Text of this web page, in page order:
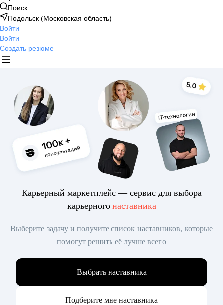
Поиск
Подольск (Московская область)
Войти
Войти
Создать резюме
Карьерный маркетплейс — сервис для выбора
карьерного наставника
Выберите задачу и получите список наставников, которые
помогут решить её лучше всего
Выбрать наставника
Подберите мне наставника